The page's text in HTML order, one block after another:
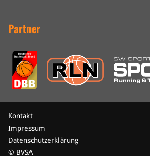
Partner
Kontakt
Impressum
Datenschutzerklärung
© BVSA